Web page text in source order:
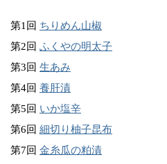
第1回 ちりめん山椒
第2回 ふくやの明太子
第3回 生あみ
第4回 養肝漬
第5回 いか塩辛
第6回 細切り柚子昆布
第7回 金糸瓜の粕漬